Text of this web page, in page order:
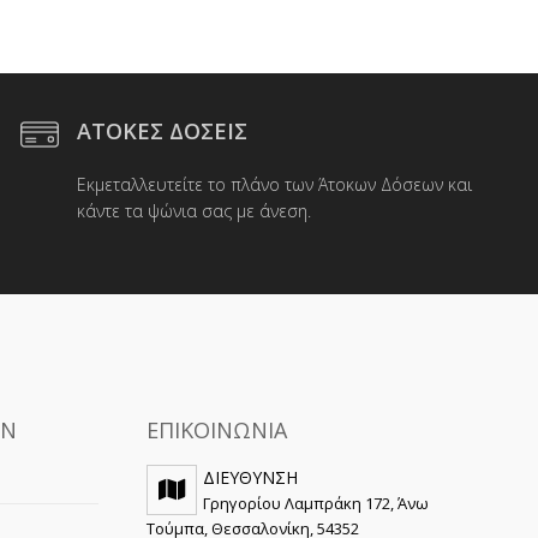
ΑΤΟΚΕΣ ΔΟΣΕΙΣ
Εκμεταλλευτείτε το πλάνο των Άτοκων Δόσεων και
κάντε τα ψώνια σας με άνεση.
ΕΠΙΚΟΙΝΩΝΙΑ
ΔΙΕΥΘΥΝΣΗ
Γρηγορίου Λαμπράκη 172, Άνω
Τούμπα, Θεσσαλονίκη, 54352